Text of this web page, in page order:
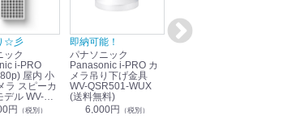
☆彡
ック
i-PRO
屋内 小
ラ スピーカ
デル WV-
F2L (送料無
円 （税別）
即納可能！
パナソニック
Panasonic i-PRO カ
メラ吊り下げ金具
WV-QSR501-WUX
(送料無料)
6,000円 （税別）